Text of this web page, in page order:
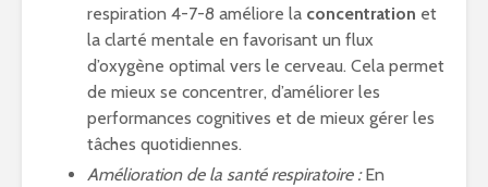
respiration 4-7-8 améliore la concentration et
la clarté mentale en favorisant un flux
d’oxygène optimal vers le cerveau. Cela permet
de mieux se concentrer, d’améliorer les
performances cognitives et de mieux gérer les
tâches quotidiennes.
Amélioration de la santé respiratoire :En